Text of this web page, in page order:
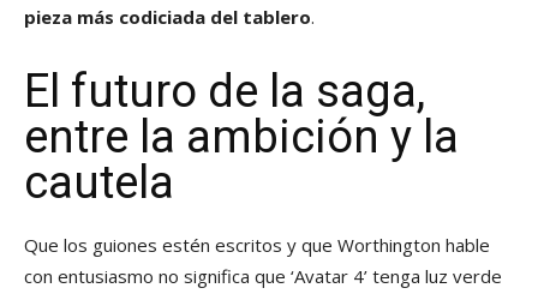
pieza más codiciada del tablero.
El futuro de la saga,
entre la ambición y la
cautela
Que los guiones estén escritos y que Worthington hable
con entusiasmo no significa que ‘Avatar 4’ tenga luz verde